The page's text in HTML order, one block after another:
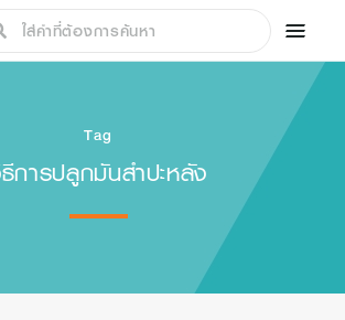
Tag
การปลูกมันสำปะหลัง